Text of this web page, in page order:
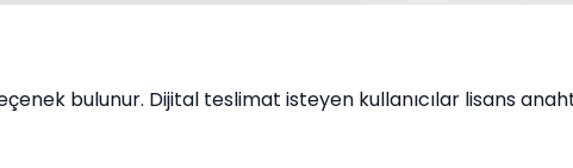
bulunur. Dijital teslimat isteyen kullanıcılar lisans